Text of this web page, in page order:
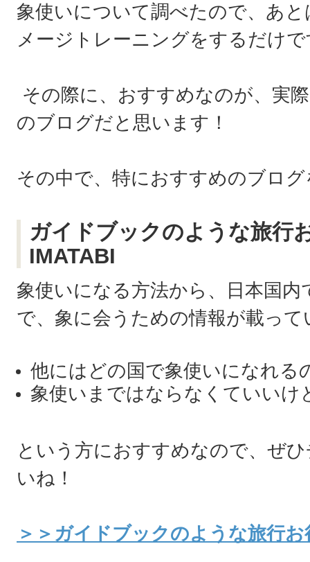
象使いについて調べたので、あ
メージトレーニングをするだけ
その際に、おすすめなのが、実
のブログだと思います！
その中で、特におすすめのブロ
ガイドブックのような旅行
IMATABI
象使いになる方法から、日本国
で、象に会うための情報が載って
他にはどの国で象使いになれる
象使いまではならなくていいけ
という方におすすめなので、ぜ
いね！
＞＞ガイドブックのような旅行